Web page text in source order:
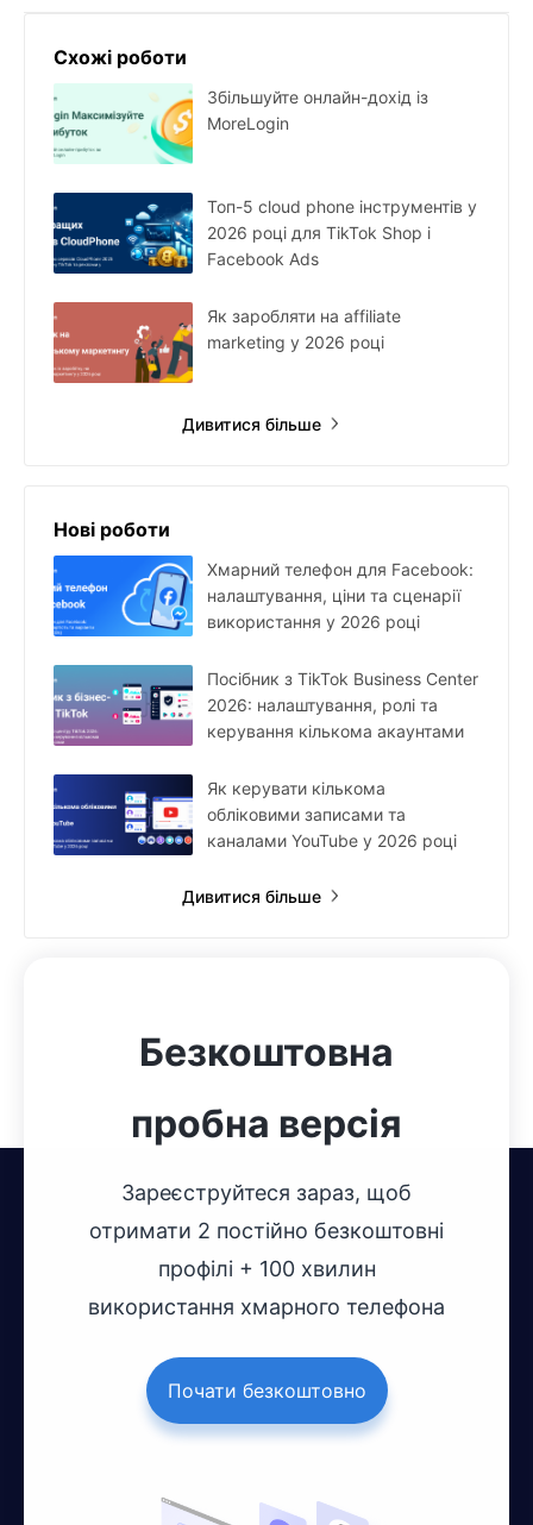
Схожі роботи
Збільшуйте онлайн-дохід із
MoreLogin
Топ-5 cloud phone інструментів у
2026 році для TikTok Shop і
Facebook Ads
Як заробляти на affiliate
marketing у 2026 році
Дивитися більше
Нові роботи
Хмарний телефон для Facebook:
налаштування, ціни та сценарії
використання у 2026 році
Посібник з TikTok Business Center
2026: налаштування, ролі та
керування кількома акаунтами
Як керувати кількома
обліковими записами та
каналами YouTube у 2026 році
Дивитися більше
Безкоштовна
пробна версія
Зареєструйтеся зараз, щоб
отримати 2 постійно безкоштовні
профілі + 100 хвилин
використання хмарного телефона
Почати безкоштовно